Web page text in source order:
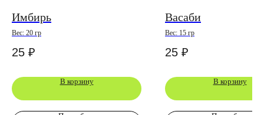
Имбирь
Вес: 20 гр
25 ₽
В корзину
Васаби
Вес: 15 гр
25 ₽
В корзину